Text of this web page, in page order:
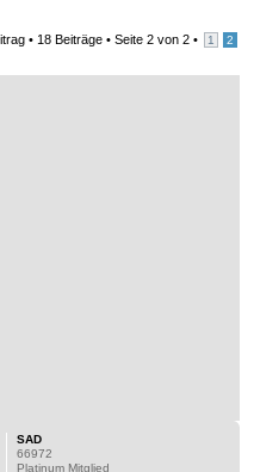
• 18 Beiträge • Seite 2 von 2 • 1 2
SAD
66972
Platinum Mitglied